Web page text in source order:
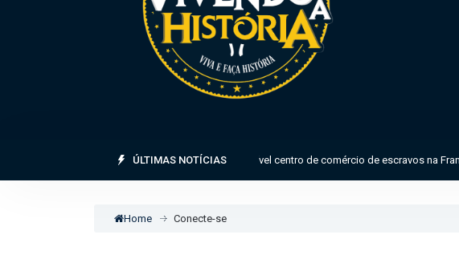
ÚLTIMAS NOTÍCIAS
Assentamento celta revela possível centro de comércio de escravos na França
Home Conecte-se